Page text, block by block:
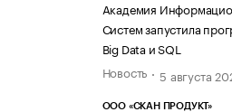
Академия
Систем запустила
Big Data и SQL
Новость
5 августа
ООО «СКАН ПРОДУКТ»